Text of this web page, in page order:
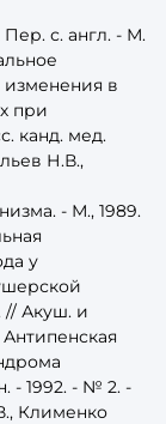
с. англ. - М.
в
при
канд. мед.
Н.В.,
- М., 1989.
у
// Акуш. и
Антипенская
- 1992. - № 2. -
Клименко